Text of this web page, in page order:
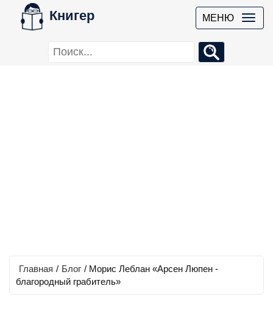
Книгер МЕНЮ
Главная / Блог / Морис Леблан «Арсен Люпен -
благородный грабитель»